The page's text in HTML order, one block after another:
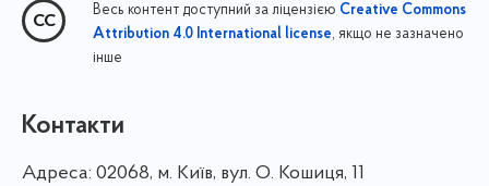
Весь контент доступний за ліцензією Creative Commons
Attribution 4.0 International license, якщо не зазначено
інше
Контакти
Адреса: 02068, м. Київ, вул. О. Кошиця, 11